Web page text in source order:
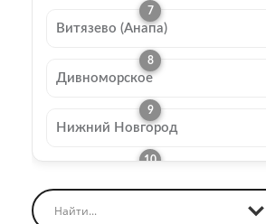
Витязево (Анапа)
Дивноморское
Нижний Новгород